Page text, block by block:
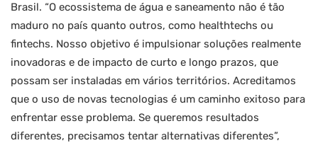
Brasil. “O ecossistema de água e saneamento não é tão
maduro no país quanto outros, como healthtechs ou
fintechs. Nosso objetivo é impulsionar soluções realmente
inovadoras e de impacto de curto e longo prazos, que
possam ser instaladas em vários territórios. Acreditamos
que o uso de novas tecnologias é um caminho exitoso para
enfrentar esse problema. Se queremos resultados
diferentes, precisamos tentar alternativas diferentes”,